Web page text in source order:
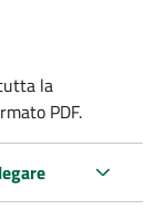
la
PDF.